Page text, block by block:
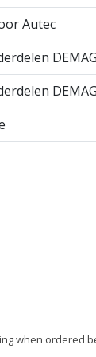
Autec
when ordered